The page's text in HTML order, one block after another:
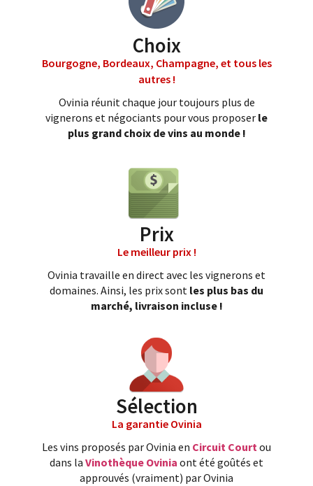
Choix
Bourgogne, Bordeaux, Champagne, et tous les
autres !
Ovinia réunit chaque jour toujours plus de
vignerons et négociants pour vous proposer le
plus grand choix de vins au monde !
Prix
Le meilleur prix !
Ovinia travaille en direct avec les vignerons et
domaines. Ainsi, les prix sont les plus bas du
marché, livraison incluse !
Sélection
La garantie Ovinia
Les vins proposés par Ovinia en Circuit Courtou
dans la Vinothèque Ovinia ont été goûtés et
approuvés (vraiment) par Ovinia